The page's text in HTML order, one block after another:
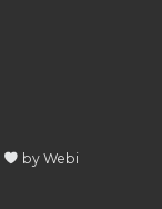
by Webi